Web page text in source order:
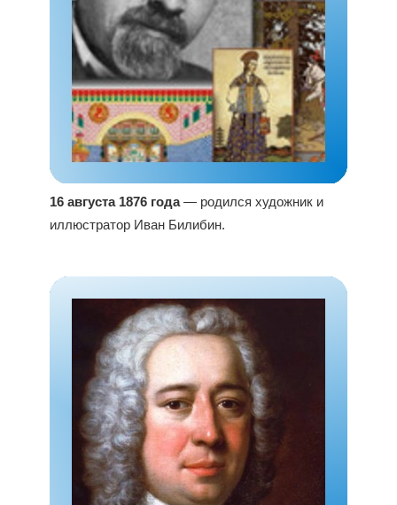
16 августа 1876 года— родился художник и
иллюстратор Иван Билибин.